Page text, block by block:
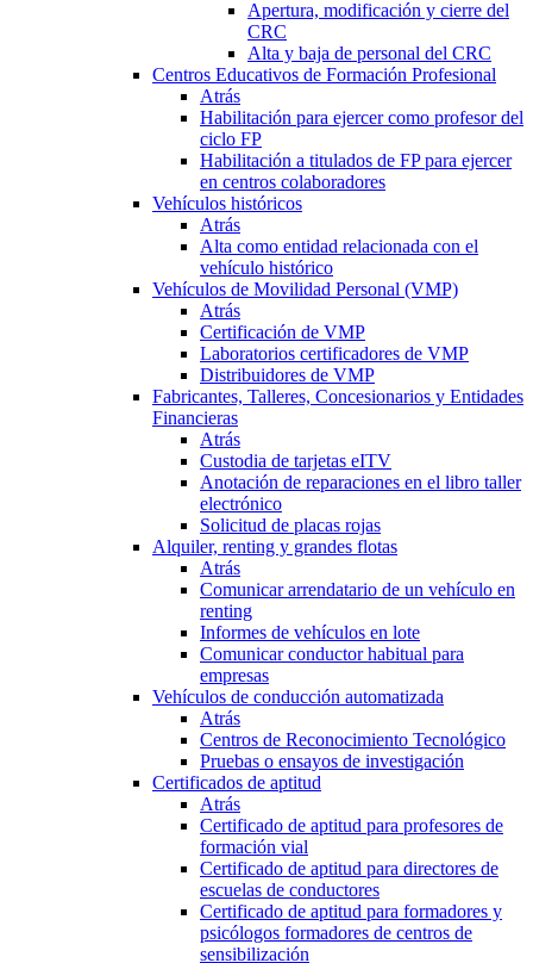
Apertura, modificación y cierre del
CRC
Alta y baja de personal del CRC
Centros Educativos de Formación Profesional
Atrás
Habilitación para ejercer como profesor del
ciclo FP
Habilitación a titulados de FP para ejercer
en centros colaboradores
Vehículos históricos
Atrás
Alta como entidad relacionada con el
vehículo histórico
Vehículos de Movilidad Personal (VMP)
Atrás
Certificación de VMP
Laboratorios certificadores de VMP
Distribuidores de VMP
Fabricantes, Talleres, Concesionarios y Entidades
Financieras
Atrás
Custodia de tarjetas eITV
Anotación de reparaciones en el libro taller
electrónico
Solicitud de placas rojas
Alquiler, renting y grandes flotas
Atrás
Comunicar arrendatario de un vehículo en
renting
Informes de vehículos en lote
Comunicar conductor habitual para
empresas
Vehículos de conducción automatizada
Atrás
Centros de Reconocimiento Tecnológico
Pruebas o ensayos de investigación
Certificados de aptitud
Atrás
Certificado de aptitud para profesores de
formación vial
Certificado de aptitud para directores de
escuelas de conductores
Certificado de aptitud para formadores y
psicólogos formadores de centros de
sensibilización